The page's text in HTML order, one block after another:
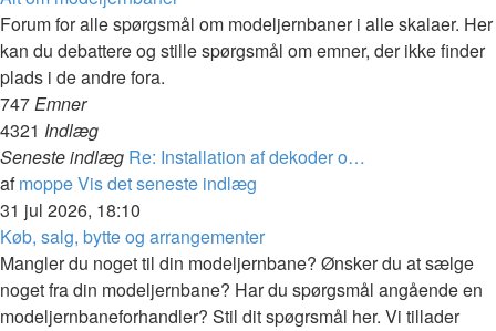
Forum for alle spørgsmål om modeljernbaner i alle skalaer. Her
kan du debattere og stille spørgsmål om emner, der ikke finder
plads i de andre fora.
747Emner
4321 Indlæg
Seneste indlæg Re: Installation af dekoder o…
afmoppeVis det seneste indlæg
31 jul 2026, 18:10
Køb, salg, bytte og arrangementer
Mangler du noget til din modeljernbane? Ønsker du at sælge
noget fra din modeljernbane? Har du spørgsmål angående en
modeljernbaneforhandler? Stil dit spøgrsmål her. Vi tillader